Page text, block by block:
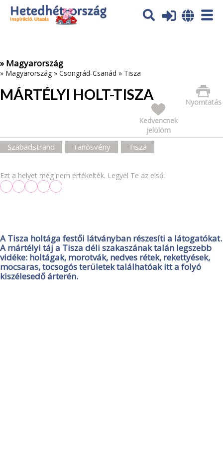
Az oldal sütiket (cookies) használ. További tájékoztatás itt:
Adatvédelmi tájékoztató
» Magyarország
» Magyarország » Csongrád-Csanád » Tisza
MÁRTÉLYI HOLT-TISZA
Nyomtatás
Kedvencnek
jelölöm
Szabadstrand Tanösvény Tisza
Ezt a helyet még nem értékelték. Legyél Te az első:
A Tisza holtága festői látványban részesíti a látogatókat.
A mártélyi táj a Tisza déli szakaszának talán legszebb
vidéke: holtágak, morotvák, nedves rétek, rekettyések,
mocsaras, tocsogós területek találhatóak itt a folyó
kiszélesedő árterén.